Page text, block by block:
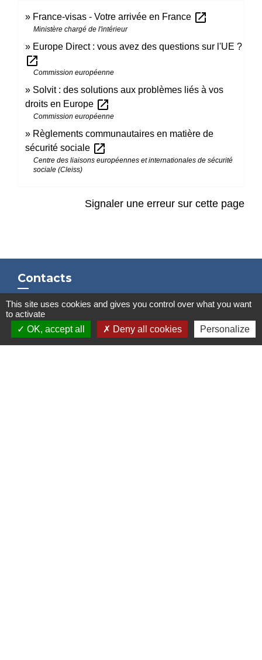
France-visas - Votre arrivée en France open_in_new
Ministère chargé de l'intérieur
Europe Direct : vous avez des questions sur l'UE ?
open_in_new
Commission européenne
Solvit : des solutions aux problèmes liés à vos
droits en Europe open_in_new
Commission européenne
Règlements communautaires en matière de
sécurité sociale open_in_new
Centre des liaisons européennes et internationales de sécurité
sociale (Cleiss)
Signaler une erreur sur cette page
Contacts
Mairie de Marssac-sur-Tarn
2 Rue Tonimarié
81150 Marssac-sur-Tarn - FRANCE
+33 5 63 55 40 47
This site uses cookies and gives you control over what you want
to activate
OK, accept all
Deny all cookies Personalize